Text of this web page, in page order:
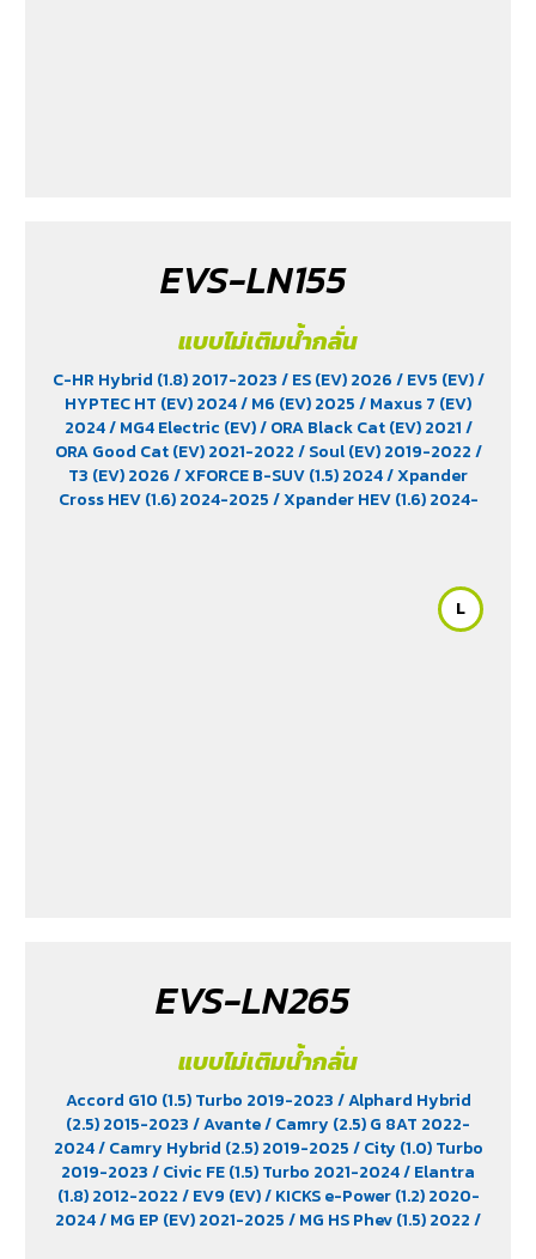
EVS-LN155
แบบไม่เติมน้ำกลั่น
C-HR Hybrid (1.8) 2017-2023/ ES (EV) 2026/ EV5 (EV)/
HYPTEC HT (EV) 2024/ M6 (EV) 2025/ Maxus 7 (EV)
2024/ MG4 Electric (EV)/ ORA Black Cat (EV) 2021/
ORA Good Cat (EV) 2021-2022/ Soul (EV) 2019-2022/
T3 (EV) 2026/ XFORCE B-SUV (1.5) 2024/ Xpander
Cross HEV (1.6) 2024-2025/ Xpander HEV (1.6) 2024-
L
EVS-LN265
แบบไม่เติมน้ำกลั่น
Accord G10 (1.5) Turbo 2019-2023/ Alphard Hybrid
(2.5) 2015-2023/ Avante/ Camry (2.5) G 8AT 2022-
2024/ Camry Hybrid (2.5) 2019-2025/ City (1.0) Turbo
2019-2023/ Civic FE (1.5) Turbo 2021-2024/ Elantra
(1.8) 2012-2022/ EV9 (EV)/ KICKS e-Power (1.2) 2020-
2024/ MG EP (EV) 2021-2025/ MG HS Phev (1.5) 2022/